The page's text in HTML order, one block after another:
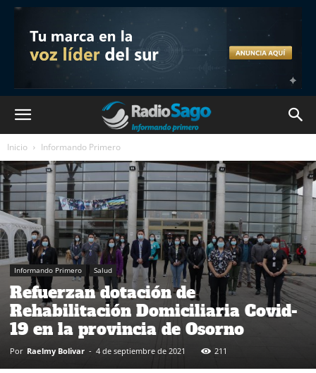
Inicio Informando Primero
Informando Primero Salud
Refuerzan dotación de
Rehabilitación Domiciliaria Covid-
19 en la provincia de Osorno
Por Raelmy Bolivar - 4 de septiembre de 2021 211